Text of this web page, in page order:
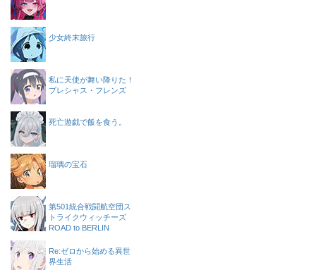
少女終末旅行
私に天使が舞い降りた！
プレシャス・フレンズ
死亡遊戯で飯を食う。
瑠璃の宝石
第501統合戦闘航空団ス
トライクウィッチーズ
ROAD to BERLIN
Re:ゼロから始める異世
界生活